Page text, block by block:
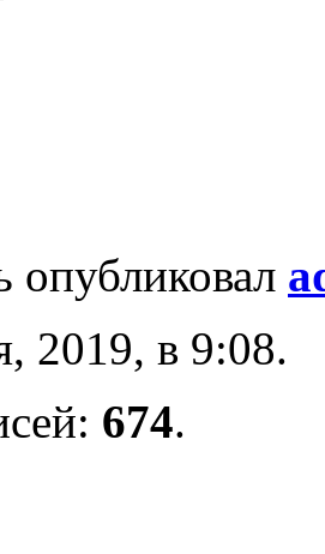
опубликовал
2019, в 9:08.
674.